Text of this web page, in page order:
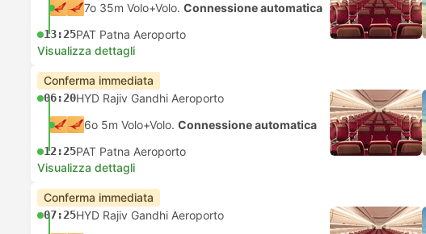
7o 35m Volo+Volo. Connessione automatica
13:25PAT Patna Aeroporto
Visualizza dettagli
Conferma immediata
06:20HYD Rajiv Gandhi Aeroporto
6o 5m Volo+Volo. Connessione automatica
12:25PAT Patna Aeroporto
Visualizza dettagli
Conferma immediata
07:25HYD Rajiv Gandhi Aeroporto